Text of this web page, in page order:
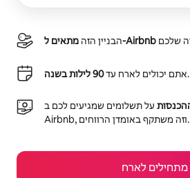
הבניין הזהמתאים ל-Airbnb
אתם יכולים לארח עד90 לילות בשנה .
על תשלומים שמגיעים לכם ב-
Airbnb, וזה משתקף באומדן הרווחים.
מתחילים לארח